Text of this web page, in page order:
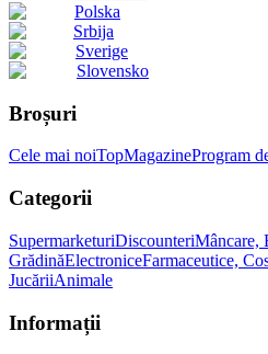
Polska
Srbija
Sverige
Slovensko
Broșuri
Cele mai noiTopMagazineProgram
Categorii
SupermarketuriDiscounteriMâncare,
GrădinăElectroniceFarmaceutice,
JucăriiAnimale
Informații